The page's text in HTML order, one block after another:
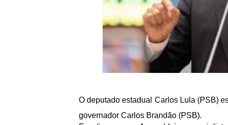
O deputado estadual Carlos Lula (PSB)
governador Carlos Brandão (PSB).